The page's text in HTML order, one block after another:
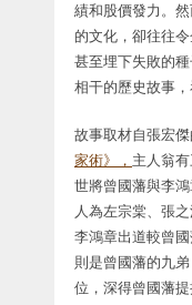
績和股價發力。
的文化，卻往往
甚至埋下失敗的
相干的歷史故事，
故事取材自張宏
家術》， 主人翁
世將曾國藩與李
人為左宗棠、張
李鴻章出道較曾
則是曾國藩的九
位，深得曾國藩提